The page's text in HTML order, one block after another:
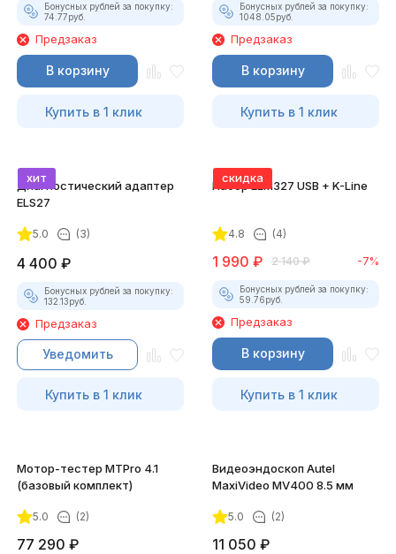
Бонусных рублей за покупку:
74.77руб.
Предзаказ
В корзину
Купить в 1 клик
Бонусных рублей за покупку:
1048.05руб.
Предзаказ
В корзину
Купить в 1 клик
хит
Диагностический адаптер
ELS27
5.0 (3)
4 400 ₽
Бонусных рублей за покупку:
132.13руб.
Предзаказ
Уведомить
Купить в 1 клик
скидка
Набор ELM327 USB + K-Line
4.8 (4)
1 990 ₽ 2 140 ₽ -7%
Бонусных рублей за покупку:
59.76руб.
Предзаказ
В корзину
Купить в 1 клик
Мотор-тестер MTPro 4.1
(базовый комплект)
5.0 (2)
77 290 ₽
Видеоэндоскоп Autel
MaxiVideo MV400 8.5 мм
5.0 (2)
11 050 ₽